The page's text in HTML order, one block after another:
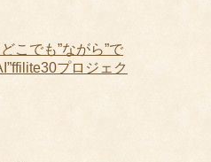
こでも”ながら”で
プロジェク